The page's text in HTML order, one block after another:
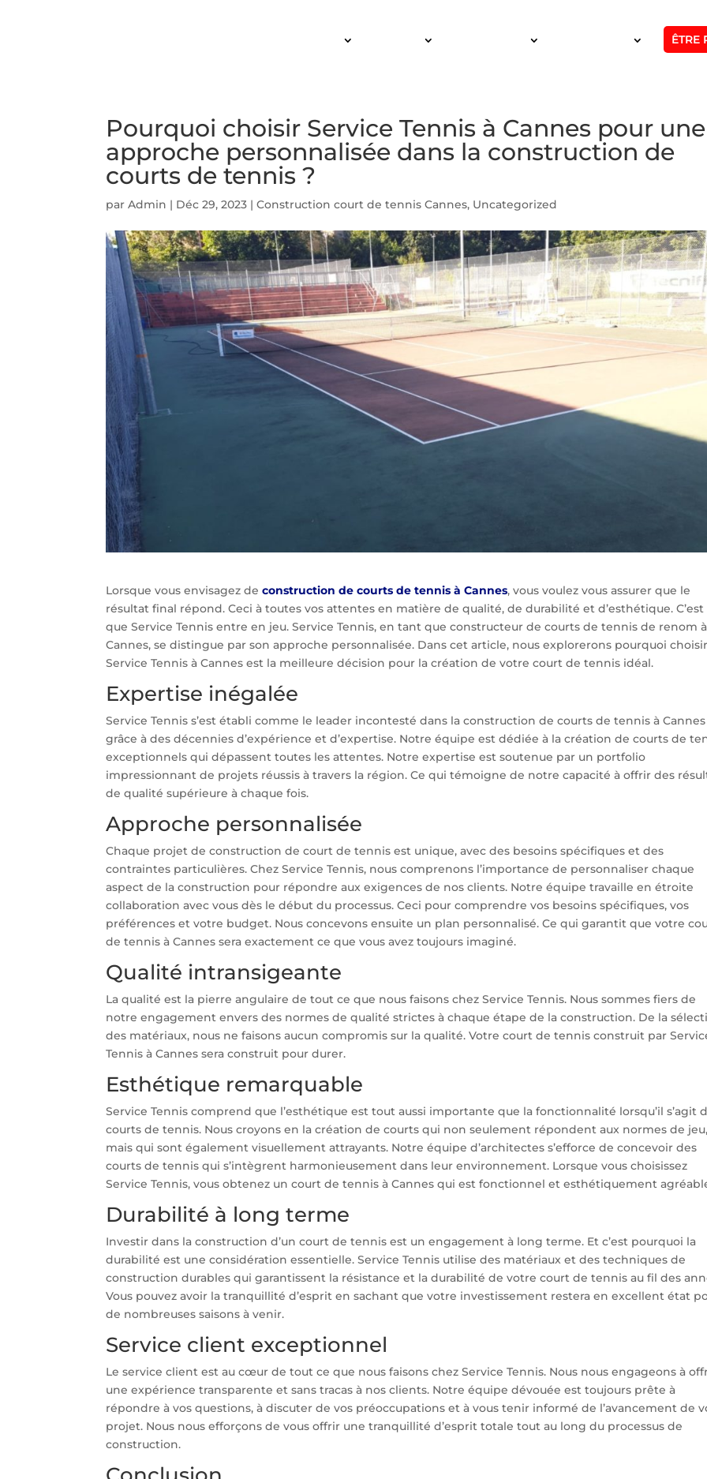
ÊTRE
Pourquoi choisir Service Tennis à Cannes pour une
approche personnalisée dans la construction de
courts de tennis ?
parAdmin | Déc 29, 2023 |Construction court de tennis Cannes, Uncategorized
Lorsque vous envisagez deconstruction de courts de tennis à Cannes, vous voulez vous assurer que le
résultat final répond. Ceci à toutes vos attentes en matière de qualité, de durabilité et d’esthétique. C’est
que Service Tennis entre en jeu. Service Tennis, en tant que constructeur de courts de tennis de renom à
Cannes, se distingue par son approche personnalisée. Dans cet article, nous explorerons pourquoi
Service Tennis à Cannes est la meilleure décision pour la création de votre court de tennis idéal.
Expertise inégalée
Service Tennis s’est établi comme le leader incontesté dans la construction de courts de tennis à Cannes
grâce à des décennies d’expérience et d’expertise. Notre équipe est dédiée à la création de courts de
exceptionnels qui dépassent toutes les attentes. Notre expertise est soutenue par un portfolio
impressionnant de projets réussis à travers la région. Ce qui témoigne de notre capacité à offrir des
de qualité supérieure à chaque fois.
Approche personnalisée
Chaque projet de construction de court de tennis est unique, avec des besoins spécifiques et des
contraintes particulières. Chez Service Tennis, nous comprenons l’importance de personnaliser chaque
aspect de la construction pour répondre aux exigences de nos clients. Notre équipe travaille en étroite
collaboration avec vous dès le début du processus. Ceci pour comprendre vos besoins spécifiques, vos
préférences et votre budget. Nous concevons ensuite un plan personnalisé. Ce qui garantit que votre
de tennis à Cannes sera exactement ce que vous avez toujours imaginé.
Qualité intransigeante
La qualité est la pierre angulaire de tout ce que nous faisons chez Service Tennis. Nous sommes fiers de
notre engagement envers des normes de qualité strictes à chaque étape de la construction. De la
des matériaux, nous ne faisons aucun compromis sur la qualité. Votre court de tennis construit par
Tennis à Cannes sera construit pour durer.
Esthétique remarquable
Service Tennis comprend que l’esthétique est tout aussi importante que la fonctionnalité lorsqu’il s’agit
courts de tennis. Nous croyons en la création de courts qui non seulement répondent aux normes de
mais qui sont également visuellement attrayants. Notre équipe d’architectes s’efforce de concevoir des
courts de tennis qui s’intègrent harmonieusement dans leur environnement. Lorsque vous choisissez
Service Tennis, vous obtenez un court de tennis à Cannes qui est fonctionnel et esthétiquement
Durabilité à long terme
Investir dans la construction d’un court de tennis est un engagement à long terme. Et c’est pourquoi la
durabilité est une considération essentielle. Service Tennis utilise des matériaux et des techniques de
construction durables qui garantissent la résistance et la durabilité de votre court de tennis au fil des
Vous pouvez avoir la tranquillité d’esprit en sachant que votre investissement restera en excellent état
de nombreuses saisons à venir.
Service client exceptionnel
Le service client est au cœur de tout ce que nous faisons chez Service Tennis. Nous nous engageons à
une expérience transparente et sans tracas à nos clients. Notre équipe dévouée est toujours prête à
répondre à vos questions, à discuter de vos préoccupations et à vous tenir informé de l’avancement de
projet. Nous nous efforçons de vous offrir une tranquillité d’esprit totale tout au long du processus de
construction.